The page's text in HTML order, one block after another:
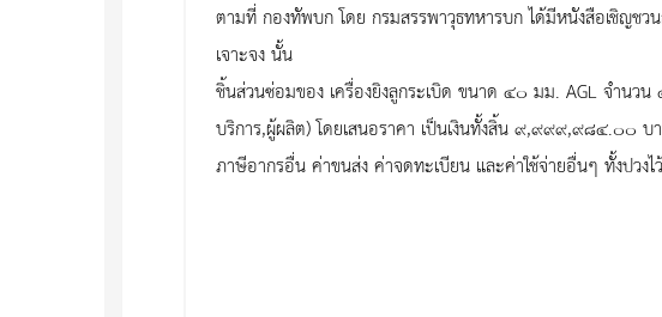
ตามที่ กองทัพบก โดย กรมสรรพาวุธทหารบก ได้มีหนังสือเชิญช
เจาะจง นั้น
ชิ้นส่วนซ่อมของ เครื่องยิงลูกระเบิด ขนาด ๔๐ มม. AGL จำนว
บริการ,ผู้ผลิต) โดยเสนอราคา เป็นเงินทั้งสิ้น ๙,๙๙๙,๙๘๔.๐๐ บ
ภาษีอากรอื่น ค่าขนส่ง ค่าจดทะเบียน และค่าใช้จ่ายอื่นๆ ทั้งปวงไ